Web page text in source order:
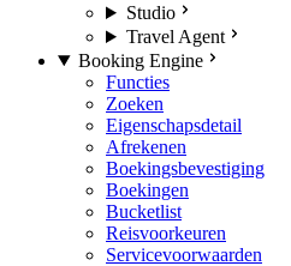
Studio
Travel Agent
Booking Engine
Functies
Zoeken
Eigenschapsdetail
Afrekenen
Boekingsbevestiging
Boekingen
Bucketlist
Reisvoorkeuren
Servicevoorwaarden